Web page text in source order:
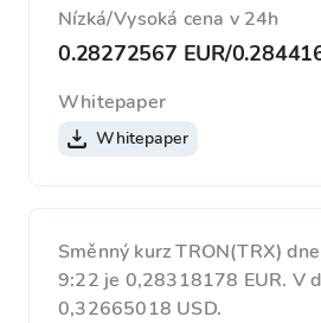
Nízká/Vysoká cena v 24h
0.28272567 EUR/
Whitepaper
Whitepaper
Směnný kurz TRON(TRX)
9:22 je 0,28318178 EUR. V
0,32665018 USD.